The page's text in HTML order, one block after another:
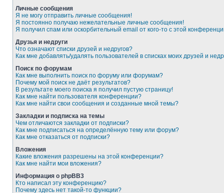
Личные сообщения
Я не могу отправить личные сообщения!
Я постоянно получаю нежелательные личные сообщения!
Я получил спам или оскорбительный email от кого-то с этой
Друзья и недруги
Что означают списки друзей и недругов?
Как мне добавлять/удалять пользователей в списках моих друзей и
Поиск по форумам
Как мне выполнить поиск по форуму или форумам?
Почему мой поиск не даёт результатов?
В результате моего поиска я получил пустую страницу!
Как мне найти пользователя конференции?
Как мне найти свои сообщения и созданные мной темы?
Закладки и подписка на темы
Чем отличаются закладки от подписки?
Как мне подписаться на определённую тему или форум?
Как мне отказаться от подписки?
Вложения
Какие вложения разрешены на этой конференции?
Как мне найти мои вложения?
Информация о phpBB3
Кто написал эту конференцию?
Почему здесь нет такой-то функции?